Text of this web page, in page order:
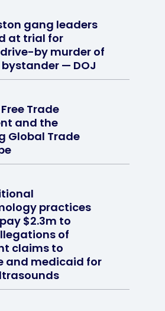
gang leaders
at trial for
by murder of
— DOJ
Trade
and the
Global Trade
practices
$2.3m to
of
claims to
and medicaid for